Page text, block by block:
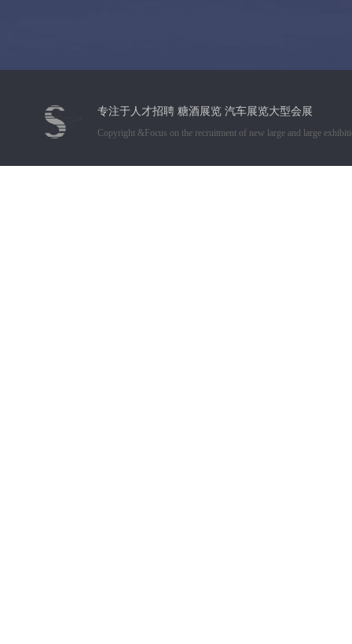
专注于人才招聘 糖酒展览 汽车展览大型会展
Copyright &Focus on the recruitment of new large and large